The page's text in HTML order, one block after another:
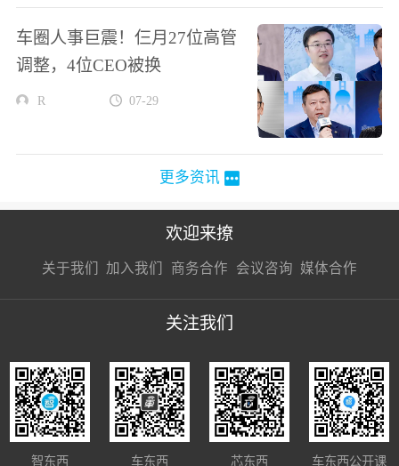
车圈人事巨震！仨月27位高管
调整，4位CEO被换
R 07-29
更多资讯
欢迎来撩
关于我们 加入我们
接扔简历
商务合作
接开聊
会议咨询 媒体合作
接开聊
关注我们
智东西 车东西 芯东西 车东西公开课